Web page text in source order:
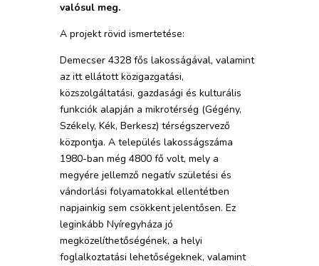
valósul meg.
A projekt rövid ismertetése:
Demecser 4328 fős lakosságával, valamint
az itt ellátott közigazgatási,
közszolgáltatási, gazdasági és kulturális
funkciók alapján a mikrotérség (Gégény,
Székely, Kék, Berkesz) térségszervező
központja. A település lakosságszáma
1980-ban még 4800 fő volt, mely a
megyére jellemző negatív születési és
vándorlási folyamatokkal ellentétben
napjainkig sem csökkent jelentősen. Ez
leginkább Nyíregyháza jó
megközelíthetőségének, a helyi
foglalkoztatási lehetőségeknek, valamint